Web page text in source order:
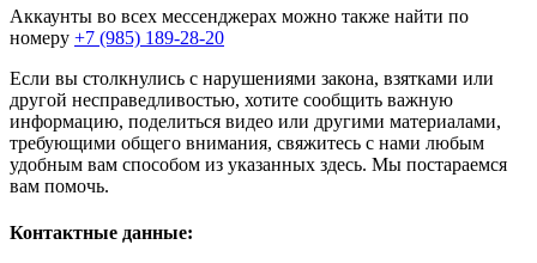
Аккаунты во всех мессенджерах можно также найти по
номеру +7 (985) 189-28-20
Если вы столкнулись с нарушениями закона, взятками или
другой несправедливостью, хотите сообщить важную
информацию, поделиться видео или другими материалами,
требующими общего внимания, свяжитесь с нами любым
удобным вам способом из указанных здесь. Мы постараемся
вам помочь.
Контактные данные: